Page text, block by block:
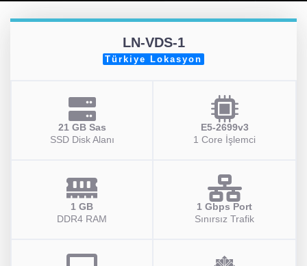
LN-VDS-1
Türkiye Lokasyon
21 GB Sas
SSD Disk Alanı
E5-2699v3
1 Core İşlemci
1 GB
DDR4 RAM
1 Gbps Port
Sınırsız Trafik